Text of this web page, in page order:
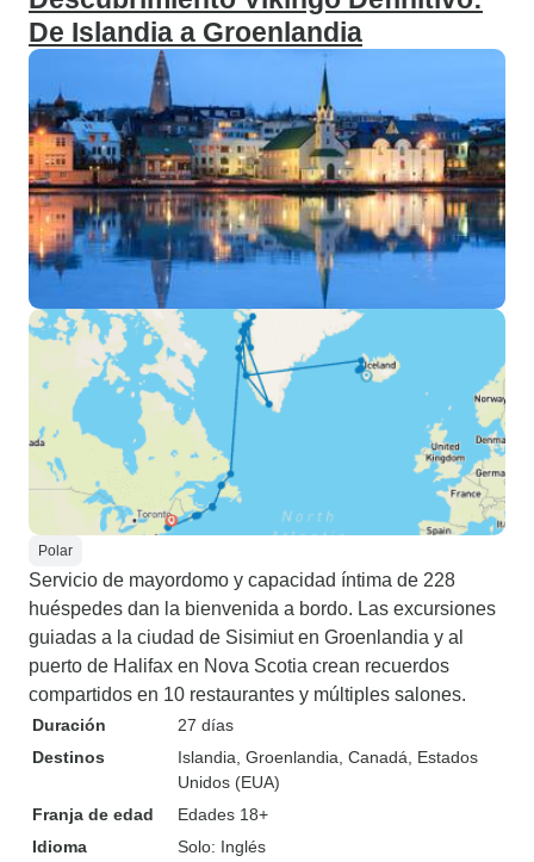
De Islandia a Groenlandia
Polar
Servicio de mayordomo y capacidad íntima de 228
huéspedes dan la bienvenida a bordo. Las excursiones
guiadas a la ciudad de Sisimiut en Groenlandia y al
puerto de Halifax en Nova Scotia crean recuerdos
compartidos en 10 restaurantes y múltiples salones.
Duración
27 días
Destinos
Islandia , Groenlandia , Canadá , Estados
Unidos (EUA)
Franja de edad
Edades 18+
Idioma
Solo: Inglés